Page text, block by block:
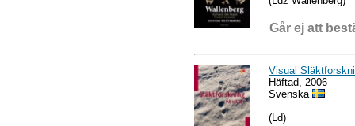
Går ej att
Visual
Häftad, 2006
Svenska
(Ld)